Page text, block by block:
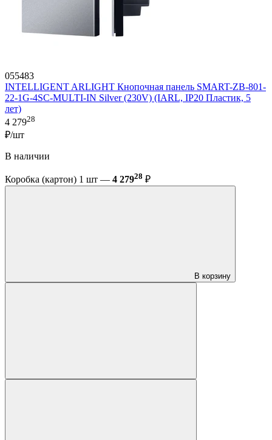
055483
INTELLIGENT ARLIGHT Кнопочная панель SMART-ZB-801-
22-1G-4SC-MULTI-IN Silver (230V) (IARL, IP20 Пластик, 5
лет)
4 27928
₽/шт
В наличии
Коробка (картон) 1 шт — 4 27928 ₽
В корзину